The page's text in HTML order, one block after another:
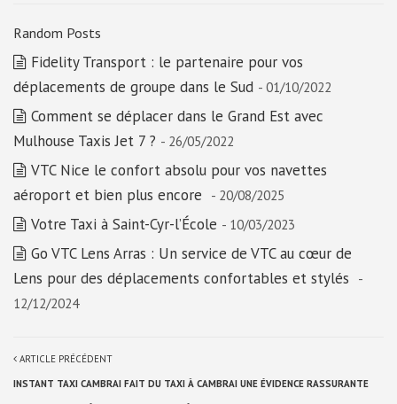
Random Posts
Fidelity Transport : le partenaire pour vos
déplacements de groupe dans le Sud - 01/10/2022
Comment se déplacer dans le Grand Est avec
Mulhouse Taxis Jet 7 ? - 26/05/2022
VTC Nice le confort absolu pour vos navettes
aéroport et bien plus encore - 20/08/2025
Votre Taxi à Saint-Cyr-l’École - 10/03/2023
Go VTC Lens Arras : Un service de VTC au cœur de
Lens pour des déplacements confortables et stylés -
12/12/2024
ARTICLE PRÉCÉDENT
INSTANT TAXI CAMBRAI FAIT DU TAXI À CAMBRAI UNE ÉVIDENCE RASSURANTE